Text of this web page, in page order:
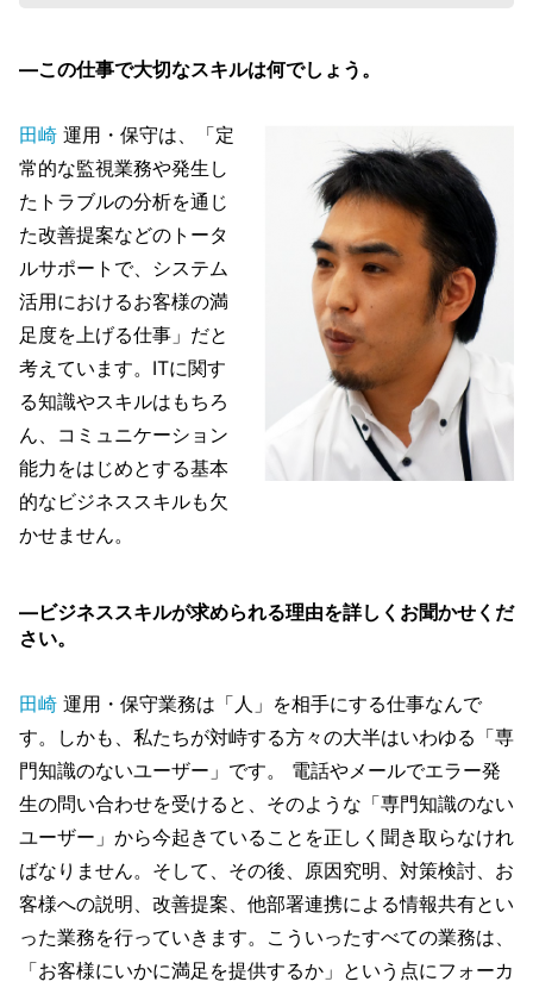
―この仕事で大切なスキルは何でしょう。
田崎 運用・保守は、「定
常的な監視業務や発生し
たトラブルの分析を通じ
た改善提案などのトータ
ルサポートで、システム
活用におけるお客様の満
足度を上げる仕事」だと
考えています。ITに関す
る知識やスキルはもちろ
ん、コミュニケーション
能力をはじめとする基本
的なビジネススキルも欠
かせません。
―ビジネススキルが求められる理由を詳しくお聞かせくだ
さい。
田崎 運用・保守業務は「人」を相手にする仕事なんで
す。しかも、私たちが対峙する方々の大半はいわゆる「専
門知識のないユーザー」です。 電話やメールでエラー発
生の問い合わせを受けると、そのような「専門知識のない
ユーザー」から今起きていることを正しく聞き取らなけれ
ばなりません。そして、その後、原因究明、対策検討、お
客様への説明、改善提案、他部署連携による情報共有とい
った業務を行っていきます。こういったすべての業務は、
「お客様にいかに満足を提供するか」という点にフォーカ